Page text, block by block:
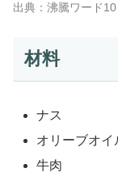
出典：沸騰ワード10
材料
ナス
オリーブオイ
牛肉